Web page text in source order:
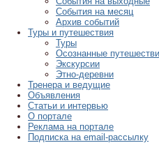
События на месяц
Архив событий
Туры и путешествия
Туры
Осознанные
Экскурсии
Этно-деревни
Тренера и ведущие
Объявления
Статьи и интервью
О портале
Реклама на портале
Подписка на email-рассылку